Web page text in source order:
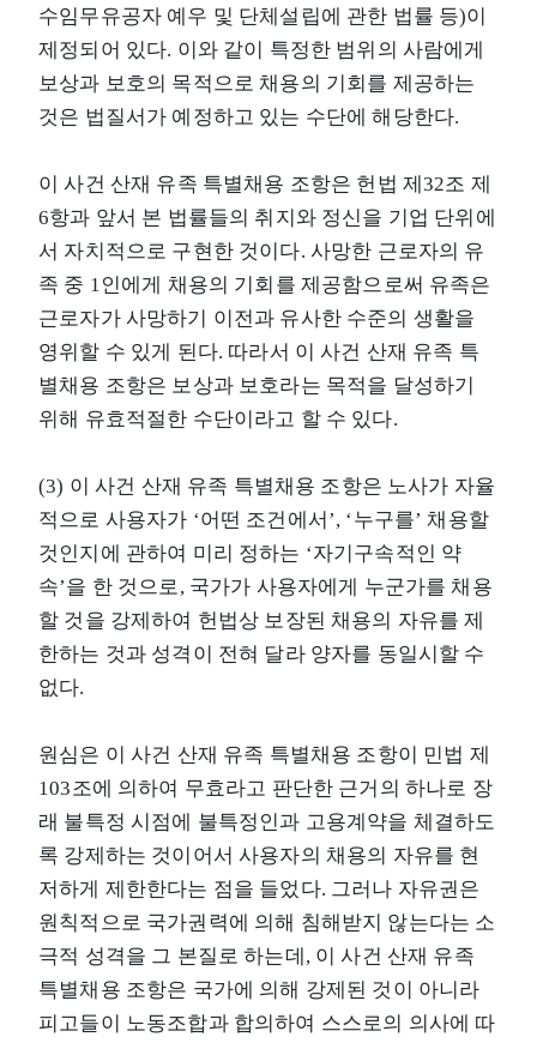
수임무유공자 예우 및 단체설립에 관한 법률 등)이
제정되어 있다. 이와 같이 특정한 범위의 사람에게
보상과 보호의 목적으로 채용의 기회를 제공하는
것은 법질서가 예정하고 있는 수단에 해당한다.
이 사건 산재 유족 특별채용 조항은 헌법 제32조 제
6항과 앞서 본 법률들의 취지와 정신을 기업 단위에
서 자치적으로 구현한 것이다. 사망한 근로자의 유
족 중 1인에게 채용의 기회를 제공함으로써 유족은
근로자가 사망하기 이전과 유사한 수준의 생활을
영위할 수 있게 된다. 따라서 이 사건 산재 유족 특
별채용 조항은 보상과 보호라는 목적을 달성하기
위해 유효적절한 수단이라고 할 수 있다.
(3) 이 사건 산재 유족 특별채용 조항은 노사가 자율
적으로 사용자가 ‘어떤 조건에서’, ‘누구를’ 채용할
것인지에 관하여 미리 정하는 ‘자기구속적인 약
속’을 한 것으로, 국가가 사용자에게 누군가를 채용
할 것을 강제하여 헌법상 보장된 채용의 자유를 제
한하는 것과 성격이 전혀 달라 양자를 동일시할 수
없다.
원심은 이 사건 산재 유족 특별채용 조항이 민법 제
103조에 의하여 무효라고 판단한 근거의 하나로 장
래 불특정 시점에 불특정인과 고용계약을 체결하도
록 강제하는 것이어서 사용자의 채용의 자유를 현
저하게 제한한다는 점을 들었다. 그러나 자유권은
원칙적으로 국가권력에 의해 침해받지 않는다는 소
극적 성격을 그 본질로 하는데, 이 사건 산재 유족
특별채용 조항은 국가에 의해 강제된 것이 아니라
피고들이 노동조합과 합의하여 스스로의 의사에 따